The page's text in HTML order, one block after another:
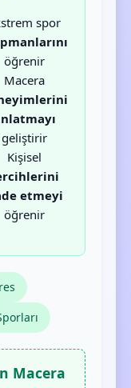
spor
öğrenir
Macera
geliştirir
Kişisel
etmeyi
öğrenir
Macera